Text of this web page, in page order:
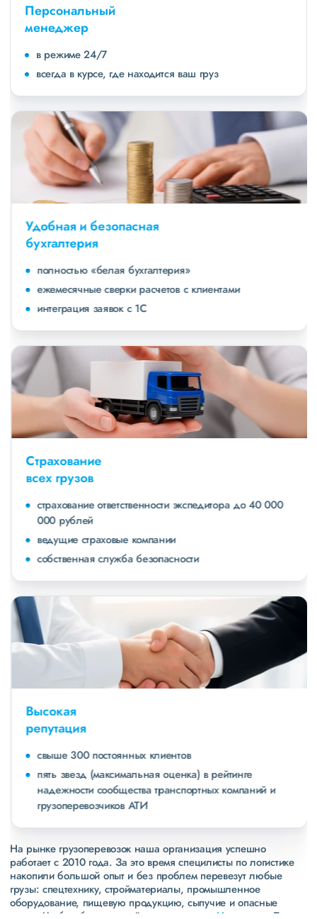
Персональный
менеджер
в режиме 24/7
всегда в курсе, где находится ваш груз
Удобная и безопасная
бухгалтерия
полностью «белая бухгалтерия»
ежемесячные сверки расчетов с клиентами
интеграция заявок с 1С
Страхование
всех грузов
страхование ответственности экспедитора до 40 000
000 рублей
ведущие страховые компании
собственная служба безопасности
Высокая
репутация
свыше 300 постоянных клиентов
пять звезд (максимальная оценка) в рейтинге
надежности сообщества транспортных компаний и
грузоперевозчиков АТИ
На рынке грузоперевозок наша организация успешно
работает с 2010 года. За это время специлисты по логистике
накопили большой опыт и без проблем перевезут любые
грузы: спецтехнику, стройматериалы, промышленное
оборудование, пищевую продукцию, сыпучие и опасные